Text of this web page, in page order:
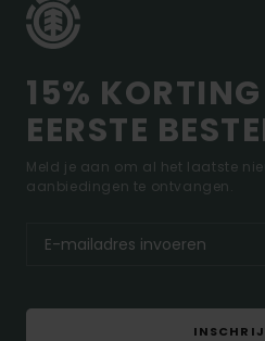
15%
EERSTE
Meld je aan om al het laatste
aanbiedingen te ontvangen.